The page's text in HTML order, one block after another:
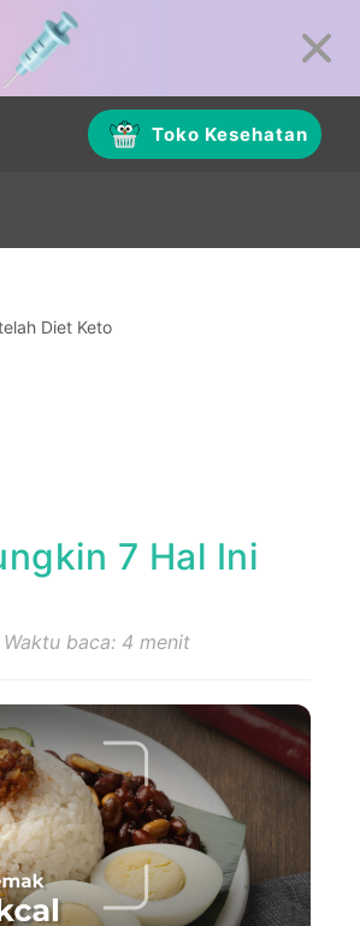
Toko Kesehatan
Diet Keto
7 Hal Ini
Waktu baca: 4 menit